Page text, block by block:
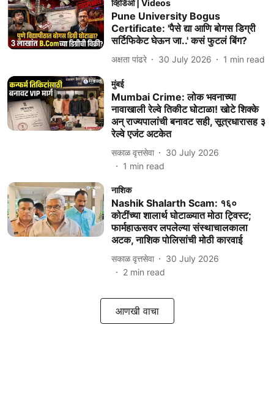
व्हिडिओ | Videos
Pune University Bogus
Certificate: 'पैसे द्या आणि बोगस डिग्री
सर्टिफिकेट घेऊन जा..' कसं फुटलं बिंग?
अक्षता पांढरे 30 July 2026 1 min read
मुंबई
Mumbai Crime: लोक भवनाच्या
नावाखाली रेल्वे तिकीट घोटाळा! खोटे शिक्के
अन् राज्यपालांची बनावट सही, सूत्रधारासह ३
रेल्वे एजंट अटकेत
सकाळ वृत्तसेवा
30 July 2026
1 min read
नाशिक
Nashik Shalarth Scam: १६०
कोटींच्या शालार्थ घोटाळ्यात मोठा ट्विस्ट;
फार्महाऊसवर लपलेल्या संस्थाचालकाला
अटक, नाशिक पोलिसांची मोठी कारवाई
सकाळ वृत्तसेवा
30 July 2026
2 min read
आणखी वाचा